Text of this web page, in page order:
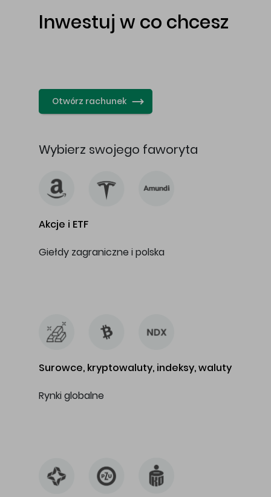
Inwestuj w co chcesz
Otwórz rachunek
Wybierz swojego faworyta
Akcje i ETF
Giełdy zagraniczne i polska
Surowce, kryptowaluty, indeksy, waluty
Rynki globalne